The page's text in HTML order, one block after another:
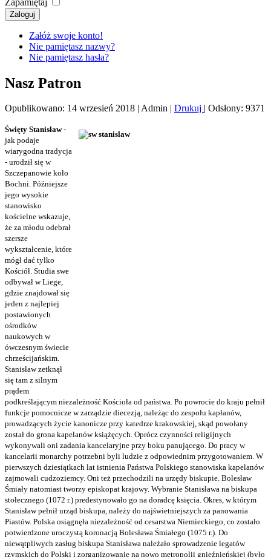
Zaloguj
Załóż swoje konto!
Nie pamiętasz nazwy?
Nie pamiętasz hasła?
Nasz Patron
Opublikowano: 14 wrzesień 2018 Admin Drukuj Odsłony: 9371
Święty Stanisław -
jak podaje
wiarygodna tradycja
- urodził się w
Szczepanowie koło
Bochni. Późniejsze
jego wysokie
stanowisko
kościelne wskazuje,
że za młodu odebrał
szersze
wykształcenie, które
mógł dać tylko
Kościół. Studia swe
odbywał w Liege,
gdzie znajdował się
jeden z najlepiej
postawionych
ośrodków
naukowych w
ówczesnym świecie
chrześcijańskim.
Stanisław zetknął
się tam z silnym
prądem
podkreślającym niezależność Kościoła od państwa. Po powrocie do kraju pełnił
funkcje pomocnicze w zarządzie diecezją, należąc do zespołu kapłanów,
prowadzących życie kanonicze przy katedrze krakowskiej, skąd powołany
został do grona kapelanów książęcych. Oprócz czynności religijnych
wykonywali oni zadania kancelaryjne przy boku panującego. Do pracy w
kancelarii monarchy potrzebni byli ludzie z odpowiednim przygotowaniem. W
pierwszych dziesiątkach lat istnienia Państwa Polskiego stanowiska kapelanów
zajmowali cudzoziemcy. Oni też przechodzili na urzędy biskupie. Bolesław
Śmiały natomiast tworzy episkopat krajowy. Wybranie Stanisława na biskupa
stołecznego (1072 r.) predestynowało go na doradcę księcia. Okres, w którym
Stanisław pełnił urząd biskupa, należy do najświetniejszych za panowania
Piastów. Polska osiągnęła niezależność od cesarstwa Niemieckiego, co zostało
potwierdzone uroczystą koronacją Bolesława Śmiałego (1075 r.). Do
niewątpliwych zasług biskupa Stanisława należało sprowadzenie legatów
rzymskich do Polski i zorganizowanie na nowo metropolii gnieźnieńskiej (było